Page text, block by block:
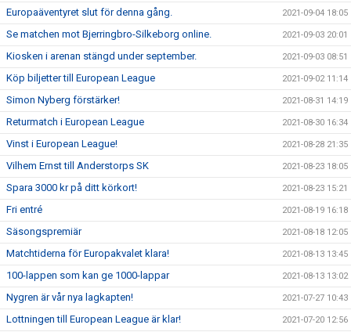
Europaäventyret slut för denna gång. 2021-09-04 18:05
Se matchen mot Bjerringbro-Silkeborg online. 2021-09-03 20:01
Kiosken i arenan stängd under september. 2021-09-03 08:51
Köp biljetter till European League 2021-09-02 11:14
Simon Nyberg förstärker! 2021-08-31 14:19
Returmatch i European League 2021-08-30 16:34
Vinst i European League! 2021-08-28 21:35
Vilhem Ernst till Anderstorps SK 2021-08-23 18:05
Spara 3000 kr på ditt körkort! 2021-08-23 15:21
Fri entré 2021-08-19 16:18
Säsongspremiär 2021-08-18 12:05
Matchtiderna för Europakvalet klara! 2021-08-13 13:45
100-lappen som kan ge 1000-lappar 2021-08-13 13:02
Nygren är vår nya lagkapten! 2021-07-27 10:43
Lottningen till European League är klar! 2021-07-20 12:56